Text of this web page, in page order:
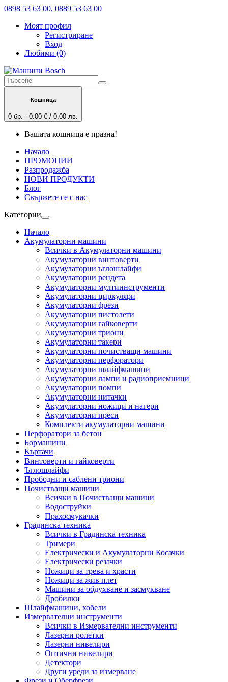
0898 53 63 00, 0889 53 63 00
Моят профил
Регистриране
Вход
Любими (0)
Кошница
0 бр. - 0.00 € / 0.00 лв.
Вашата кошница е празна!
Начало
ПРОМОЦИИ
Разпродажба
НОВИ ПРОДУКТИ
Блог
Свържете се с нас
Категории
Начало
Акумулаторни машини
Всички в Акумулаторни машини
Акумулаторни винтоверти
Акумулаторни ъглошлайфи
Акумулаторни рендета
Акумулаторни мултиинструменти
Акумулаторни циркуляри
Акумулаторни фрези
Акумулаторни пистолети
Акумулаторни гайковерти
Акумулаторни триони
Акумулаторни такери
Акумулаторни почистващи машини
Акумулаторни перфоратори
Акумулаторни шлайфмашини
Акумулаторни лампи и радиоприемници
Акумулаторни помпи
Акумулаторни нитачки
Акумулаторни ножици и нагери
Акумулаторни преси
Комплекти акумулаторни машини
Перфоратори за бетон
Бормашини
Къртачи
Винтоверти и гайковерти
Ъглошлайфи
Прободни и саблени триони
Почистващи машини
Всички в Почистващи машини
Водоструйки
Прахосмукачки
Градинска техника
Всички в Градинска техника
Тримери
Електрически и Акумулаторни Косачки
Електрически резачки
Ножици за трева и храсти
Ножици за жив плет
Машини за обдухване и засмукване
Дробилки
Шлайфмашини, хобели
Измервателни инструменти
Всички в Измервателни инструменти
Лазерни ролетки
Лазерни нивелири
Оптични нивелири
Детектори
Други уреди за измерване